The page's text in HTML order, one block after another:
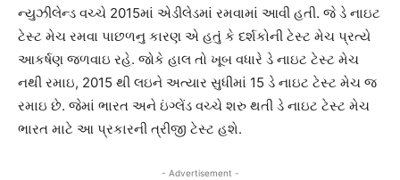
ન્યુઝીલેન્ડ વચ્ચે 2015માં એડીલેડમાં રમવામાં આવી હતી. જે ડે નાઇટ
ટેસ્ટ મેચ રમવા પાછળનુ કારણ એ હતુંં કે દર્શકોની ટેસ્ટ મેચ પ્રત્યે
આકર્ષણ જળવાઇ રહે. જોકે હાલ તો ખૂબ વધારે ડે નાઇટ ટેસ્ટ મેચ
નથી રમાઇ, 2015 થી લઇને અત્યાર સુધીમાં 15 ડે નાઇટ ટેસ્ટ મેચ જ
રમાઇ છે. જેમાં ભારત અને ઇંગ્લેંડ વચ્ચે શરુ થતી ડે નાઇટ ટેસ્ટ મેચ
ભારત માટે આ પ્રકારની ત્રીજી ટેસ્ટ હશે.
- Advertisement -